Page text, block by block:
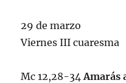
29 de marzo
Viernes III cuaresma
Mc 12,28-34Amarás